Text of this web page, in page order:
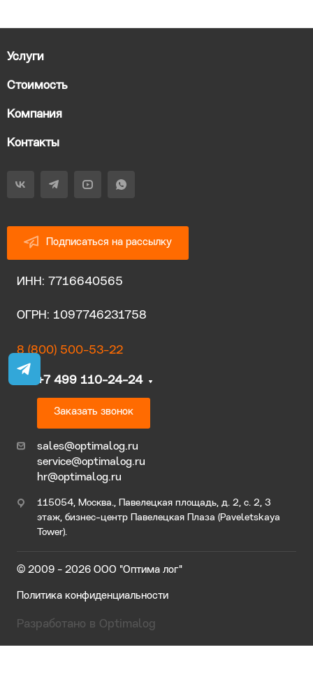
Услуги
Стоимость
Компания
Контакты
Подписаться на рассылку
ИНН: 7716640565
ОГРН: 1097746231758
8 (800) 500-53-22
+7 499 110-24-24
Заказать звонок
sales@optimalog.ru
service@optimalog.ru
hr@optimalog.ru
115054, Москва., Павелецкая площадь, д. 2, с. 2, 3
этаж, бизнес-центр Павелецкая Плаза (Paveletskaya
Tower).
© 2009 - 2026 ООО "Оптима лог"
Политика конфиденциальности
Разработано в Optimalog